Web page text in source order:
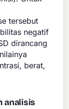
tersebut
negatif
dirancang
berat,
analisis